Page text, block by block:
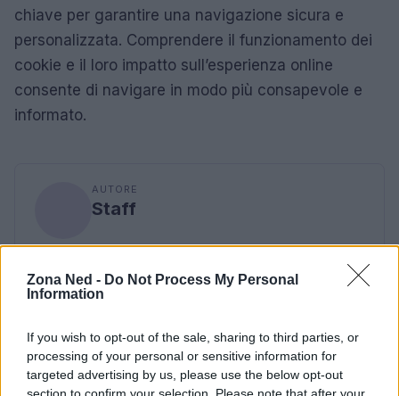
Zona Ned - Do Not Process My Personal
Information
If you wish to opt-out of the sale, sharing to third parties, or
processing of your personal or sensitive information for
targeted advertising by us, please use the below opt-out
chiave per garantire una navigazione sicura e
personalizzata. Comprendere il funzionamento dei
cookie e il loro impatto sull’esperienza online
consente di navigare in modo più consapevole e
informato.
AUTORE
Staff